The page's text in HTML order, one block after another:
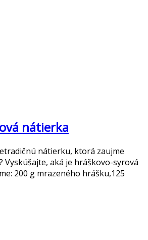
nátierka
nátierku, ktorá zaujme
Vyskúšajte, aká je hráškovo-syrová
200 g mrazeného hrášku,125